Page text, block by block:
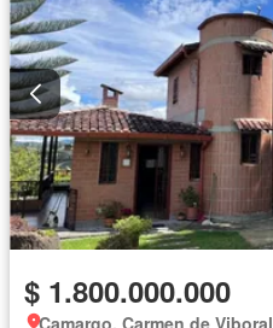
$ 1.800.000.000
Camargo, Carmen de Viboral